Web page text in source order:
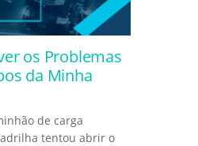
os Problemas
da Minha
de carga
tentou abrir o